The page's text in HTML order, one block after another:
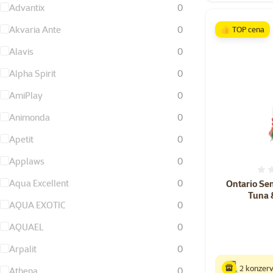
Advantix
0
Akvaria Ante
0
Alavis
0
Alpha Spirit
0
AmiPlay
0
Animonda
0
Apetit
0
Applaws
0
Aqua Excellent
0
AQUA EXOTIC
0
AQUAEL
0
Arpalit
0
Athena
0
Ontario
Tuna
👍 TOP cena
2